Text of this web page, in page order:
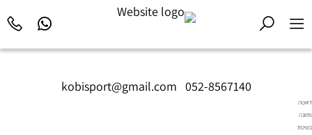
kobisport@gmail.com 052-8567140
דיאטה
ותזונה
בשיטת